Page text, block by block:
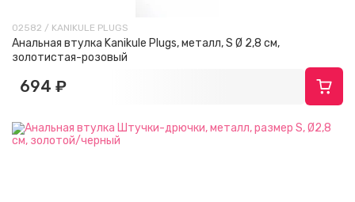
02582 / KANIKULE PLUGS
Анальная втулка Kanikule Plugs, металл, S Ø 2,8 см,
золотистая-розовый
694 ₽